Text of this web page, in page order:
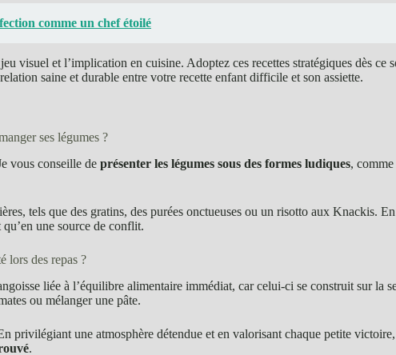
comme un chef étoilé
visuel et l’implication en cuisine. Adoptez ces recettes stratégiques dès ce
saine et durable entre votre recette enfant difficile et son assiette.
ses légumes ?
vous conseille de présenter les légumes sous des formes ludiques,
tels que des gratins, des purées onctueuses ou un risotto aux Knackis.
une source de conflit.
lors des repas ?
liée à l’équilibre alimentaire immédiat, car celui-ci se construit sur la
ou mélanger une pâte.
privilégiant une atmosphère détendue et en valorisant chaque petite
.